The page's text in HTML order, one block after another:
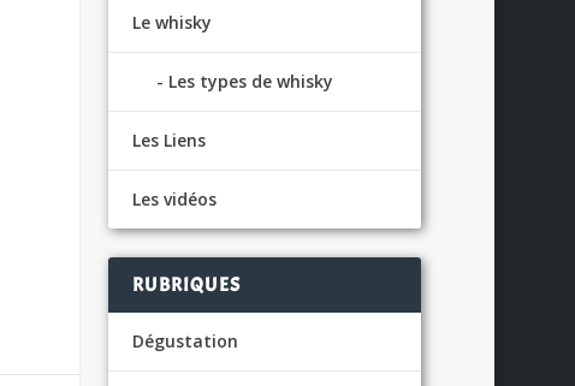
Le whisky
Les types de whisky
Les Liens
Les vidéos
RUBRIQUES
Dégustation